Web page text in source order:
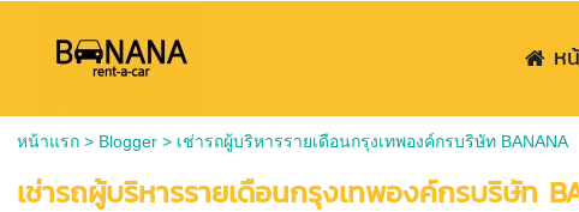
ห
หน้าแรก> Blogger> เช่ารถผู้บริหารรายเดือนกรุงเทพองค์กรบริษัท BANANA
เช่ารถผู้บริหารรายเดือนกรุงเทพองค์กรบริษัท